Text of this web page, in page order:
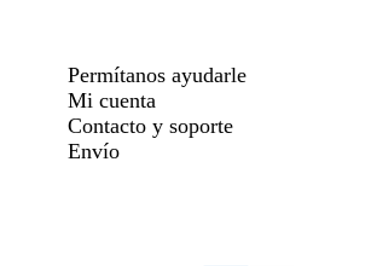
Permítanos ayudarle
Mi cuenta
Contacto y soporte
Envío